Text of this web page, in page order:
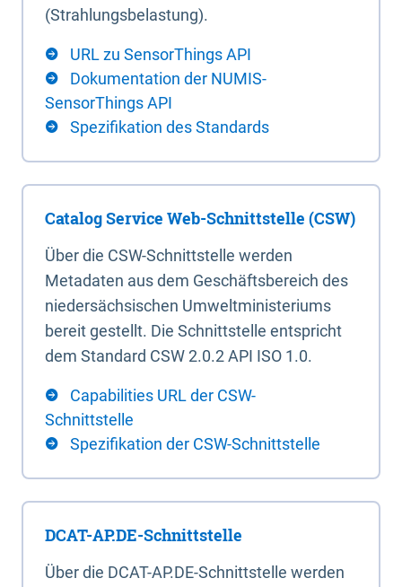
(Strahlungsbelastung).
URL zu SensorThings API
Dokumentation der NUMIS-
SensorThings API
Spezifikation des Standards
Catalog Service Web-Schnittstelle (CSW)
Über die CSW-Schnittstelle werden
Metadaten aus dem Geschäftsbereich des
niedersächsischen Umweltministeriums
bereit gestellt. Die Schnittstelle entspricht
dem Standard CSW 2.0.2 API ISO 1.0.
Capabilities URL der CSW-
Schnittstelle
Spezifikation der CSW-Schnittstelle
DCAT-AP.DE-Schnittstelle
Über die DCAT-AP.DE-Schnittstelle werden